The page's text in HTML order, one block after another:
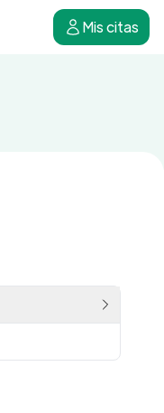
Mis citas